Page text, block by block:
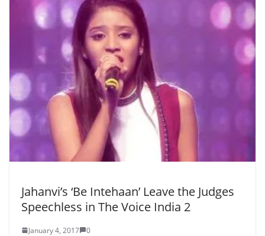
Jahanvi’s ‘Be Intehaan’ Leave the Judges
Speechless in The Voice India 2
January 4, 2017 0